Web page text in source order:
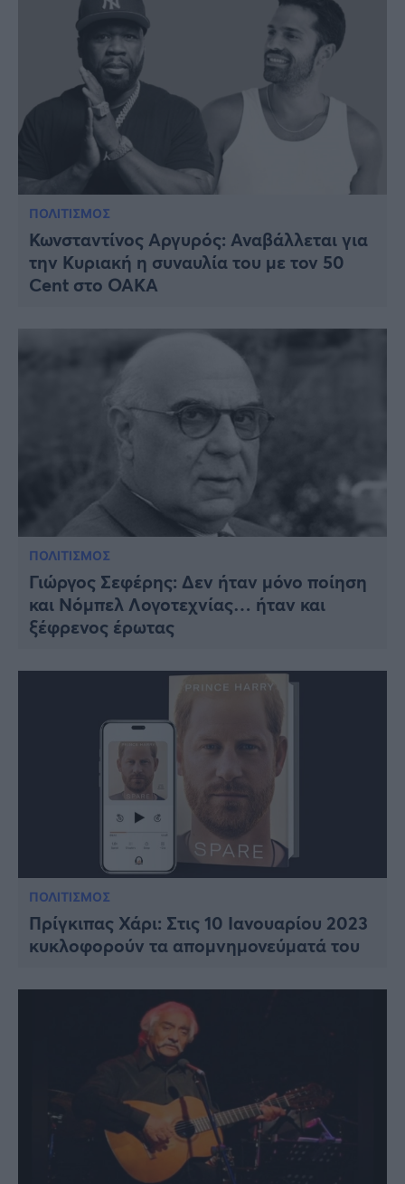
ΠΟΛΙΤΙΣΜΟΣ
Κωνσταντίνος Αργυρός: Αναβάλλεται για
την Κυριακή η συναυλία του με τον 50
Cent στο ΟΑΚΑ
ΠΟΛΙΤΙΣΜΟΣ
Γιώργος Σεφέρης: Δεν ήταν μόνο ποίηση
και Νόμπελ Λογοτεχνίας… ήταν και
ξέφρενος έρωτας
ΠΟΛΙΤΙΣΜΟΣ
Πρίγκιπας Χάρι: Στις 10 Ιανουαρίου 2023
κυκλοφορούν τα απομνημονεύματά του